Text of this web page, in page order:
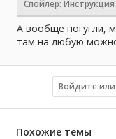
Спойлер:
А вообще погугли,
там на любую
Войдите или
Похожие темы